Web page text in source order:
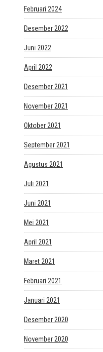
Februari 2024
Desember 2022
Juni 2022
April 2022
Desember 2021
November 2021
Oktober 2021
September 2021
Agustus 2021
Juli 2021
Juni 2021
Mei 2021
April 2021
Maret 2021
Februari 2021
Januari 2021
Desember 2020
November 2020